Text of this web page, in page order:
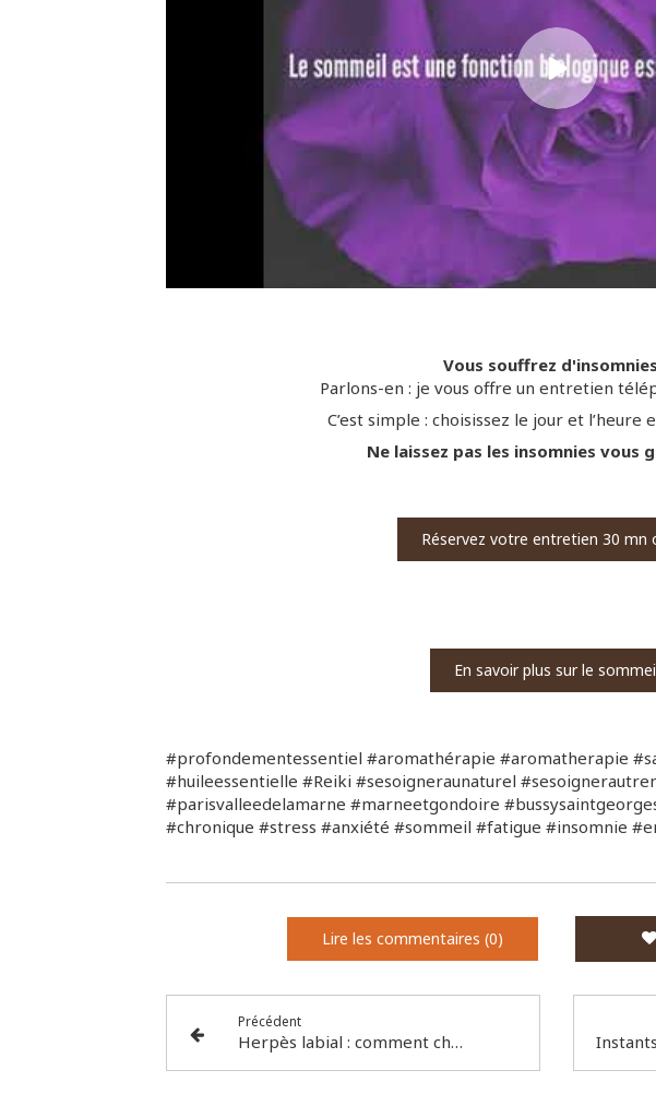
Vous souffrez
Parlons-en : je vous offre un entretien
C’est simple : choisissez le jour et l’heure
Ne laissez pas les insomnies vous
Réservez votre entretien 30 mn
En savoir plus sur le
#profondementessentiel #aromathérapie #aromatherapie
#huileessentielle #Reiki #sesoigneraunaturel
#parisvalleedelamarne #marneetgondoire
#chronique #stress #anxiété #sommeil #fatigue #insomnie
Lire les commentaires (0)
Précédent
Herpès labial : comment chasser ce vilain bouton de fièvre ?